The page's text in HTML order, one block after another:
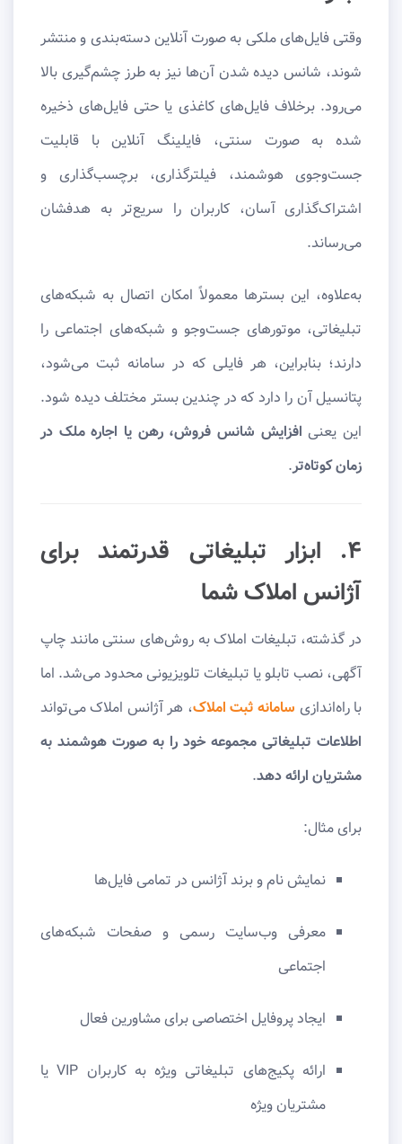
وقتی فایل‌های ملکی به صورت آنلاین دسته‌بندی و منتشر
شوند، شانس دیده شدن آن‌ها نیز به طرز چشم‌گیری بالا
می‌رود. برخلاف فایل‌های کاغذی یا حتی فایل‌های ذخیره
شده به صورت سنتی، فایلینگ آنلاین با قابلیت
جست‌وجوی هوشمند، فیلترگذاری، برچسب‌گذاری و
اشتراک‌گذاری آسان، کاربران را سریع‌تر به هدفشان
می‌رساند.
به‌علاوه، این بسترها معمولاً امکان اتصال به شبکه‌های
تبلیغاتی، موتورهای جست‌وجو و شبکه‌های اجتماعی را
دارند؛ بنابراین، هر فایلی که در سامانه ثبت می‌شود،
پتانسیل آن را دارد که در چندین بستر مختلف دیده شود.
این یعنی افزایش شانس فروش، رهن یا اجاره ملک در
زمان کوتاه‌تر.
۴. ابزار تبلیغاتی قدرتمند برای
آژانس املاک شما
در گذشته، تبلیغات املاک به روش‌های سنتی مانند چاپ
آگهی، نصب تابلو یا تبلیغات تلویزیونی محدود می‌شد. اما
با راه‌اندازی سامانه ثبت املاک، هر آژانس املاک می‌تواند
اطلاعات تبلیغاتی مجموعه خود را به صورت هوشمند به
مشتریان ارائه دهد.
برای مثال:
نمایش نام و برند آژانس در تمامی فایل‌ها
معرفی وب‌سایت رسمی و صفحات شبکه‌های
اجتماعی
ایجاد پروفایل اختصاصی برای مشاورین فعال
ارائه پکیج‌های تبلیغاتی ویژه به کاربران VIP یا
مشتریان ویژه